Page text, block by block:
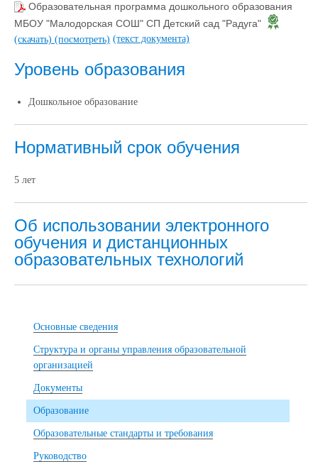
Образовательная программа дошкольного образования
МБОУ "Малодорская СОШ" СП Детский сад "Радуга"
(скачать) (посмотреть) (текст документа)
Уровень образования
Дошкольное образование
Нормативный срок обучения
5 лет
Об использовании электронного
обучения и дистанционных
образовательных технологий
Основные сведения
Структура и органы управления образовательной
организацией
Документы
Образование
Образовательные стандарты и требования
Руководство